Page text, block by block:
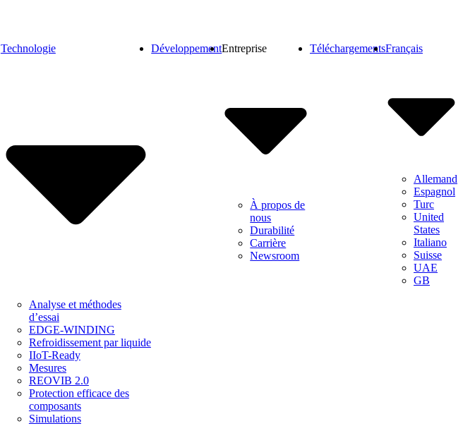
Technologie
Analyse et méthodes
d’essai
EDGE-WINDING
Refroidissement par liquide
IIoT-Ready
Mesures
REOVIB 2.0
Protection efficace des
composants
Simulations
DéveloppementEntreprise
À propos de
nous
Durabilité
Carrière
Newsroom
TéléchargementsFrançais
Allemand
Espagnol
Turc
United
States
Italiano
Suisse
UAE
GB